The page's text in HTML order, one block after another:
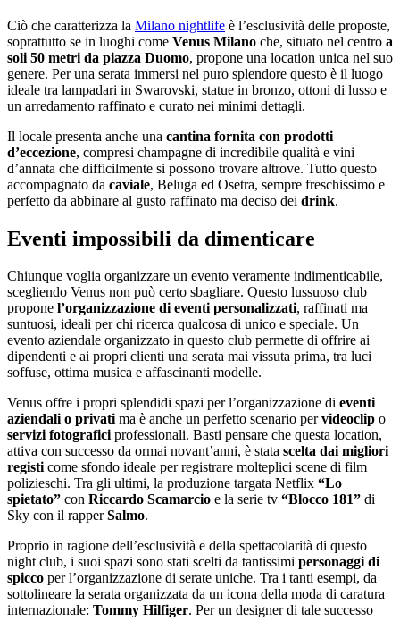
Ciò che caratterizza la Milano nightlife è l’esclusività delle proposte,
soprattutto se in luoghi come Venus Milano che, situato nel centro a
soli 50 metri da piazza Duomo, propone una location unica nel suo
genere. Per una serata immersi nel puro splendore questo è il luogo
ideale tra lampadari in Swarovski, statue in bronzo, ottoni di lusso e
un arredamento raffinato e curato nei minimi dettagli.
Il locale presenta anche una cantina fornita con prodotti
d’eccezione, compresi champagne di incredibile qualità e vini
d’annata che difficilmente si possono trovare altrove. Tutto questo
accompagnato da caviale, Beluga ed Osetra, sempre freschissimo e
perfetto da abbinare al gusto raffinato ma deciso dei drink.
Eventi impossibili da dimenticare
Chiunque voglia organizzare un evento veramente indimenticabile,
scegliendo Venus non può certo sbagliare. Questo lussuoso club
propone l’organizzazione di eventi personalizzati, raffinati ma
suntuosi, ideali per chi ricerca qualcosa di unico e speciale. Un
evento aziendale organizzato in questo club permette di offrire ai
dipendenti e ai propri clienti una serata mai vissuta prima, tra luci
soffuse, ottima musica e affascinanti modelle.
Venus offre i propri splendidi spazi per l’organizzazione di eventi
aziendali o privatima è anche un perfetto scenario pervideoclip o
servizi fotograficiprofessionali. Basti pensare che questa location,
attiva con successo da ormai novant’anni, è stata scelta dai migliori
registicome sfondo ideale per registrare molteplici scene di film
polizieschi. Tra gli ultimi, la produzione targata Netflix “Lo
spietato” con Riccardo Scamarcio e la serie tv “Blocco 181” di
Sky con il rapperSalmo.
Proprio in ragione dell’esclusività e della spettacolarità di questo
night club, i suoi spazi sono stati scelti da tantissimi personaggi di
spicco per l’organizzazione di serate uniche. Tra i tanti esempi, da
sottolineare la serata organizzata da un icona della moda di caratura
internazionale: Tommy Hilfiger. Per un designer di tale successo